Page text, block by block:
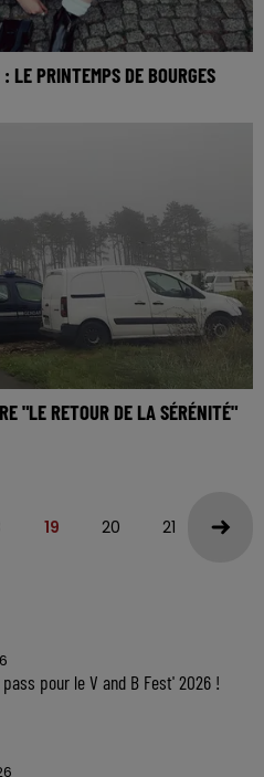
LE PRINTEMPS DE BOURGES
"LE RETOUR DE LA SÉRÉNITÉ"
19 20 21 22
pass pour le V and B Fest' 2026 !